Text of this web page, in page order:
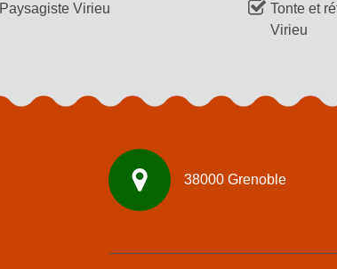
Paysagiste Virieu
Tonte et
Virieu
38000 Grenoble